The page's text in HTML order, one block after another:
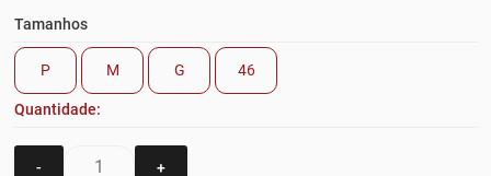
Tamanhos
P M G 46
Quantidade:
- +